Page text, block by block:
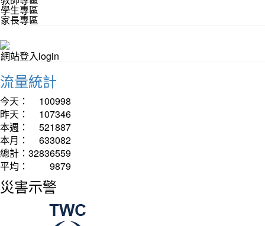
學生專區
家長專區
網站登入login
流量統計
今天：
100998
昨天：
107346
本週：
521887
本月：
633082
總計： 32836559
平均：
9879
災害示警